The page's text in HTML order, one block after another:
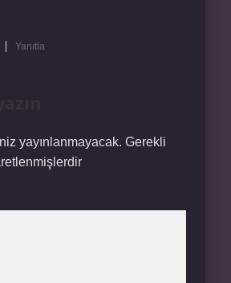
Yanıtla
yayınlanmayacak. Gerekli